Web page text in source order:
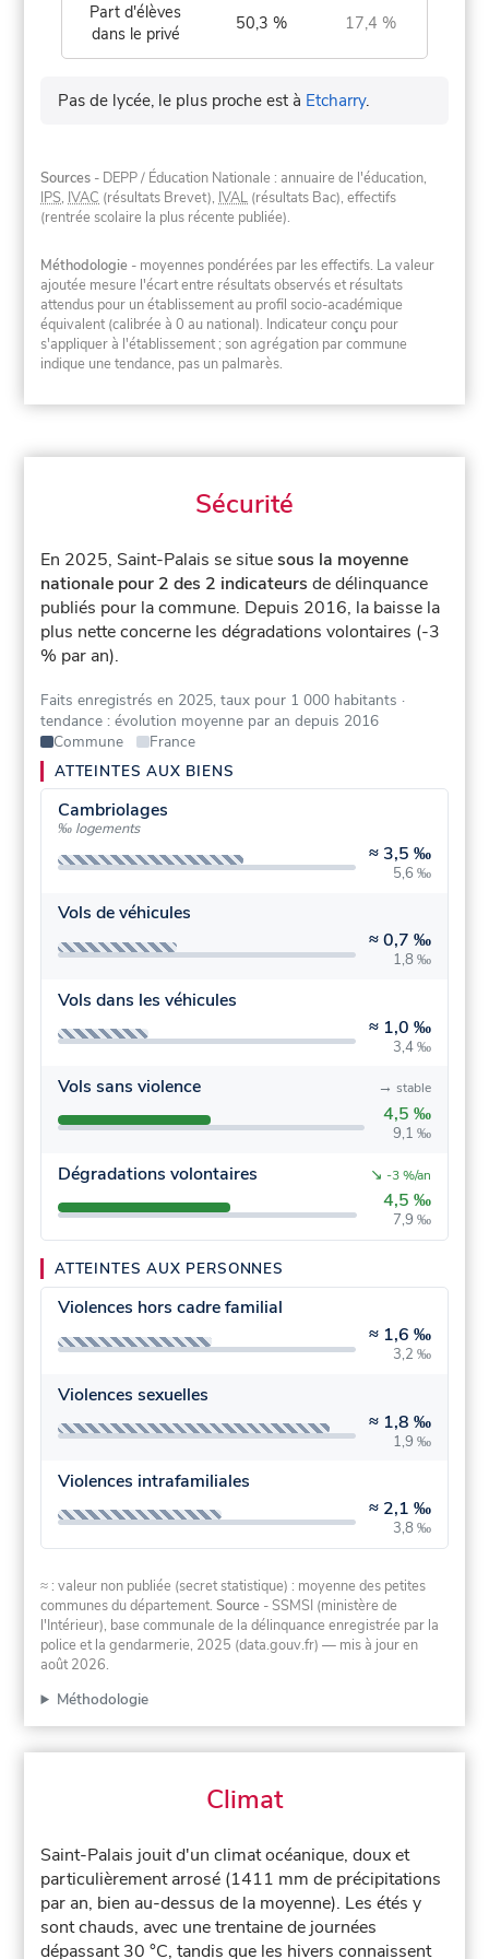
Part d'élèves
dans le privé
50,3 % 17,4 %
Pas de lycée, le plus proche est à Etcharry.
Sources - DEPP / Éducation Nationale : annuaire de l'éducation,
IPS, IVAC (résultats Brevet), IVAL (résultats Bac), effectifs
(rentrée scolaire la plus récente publiée).
Méthodologie - moyennes pondérées par les effectifs. La valeur
ajoutée mesure l'écart entre résultats observés et résultats
attendus pour un établissement au profil socio-académique
équivalent (calibrée à 0 au national). Indicateur conçu pour
s'appliquer à l'établissement ; son agrégation par commune
indique une tendance, pas un palmarès.
Sécurité
En 2025, Saint-Palais se situesous la moyenne
nationale pour 2 des 2 indicateurs de délinquance
publiés pour la commune. Depuis 2016, la baisse la
plus nette concerne les dégradations volontaires (-3
% par an).
Faits enregistrés en 2025, taux pour 1 000 habitants ·
tendance : évolution moyenne par an depuis 2016
Commune
France
ATTEINTES AUX BIENS
Cambriolages
‰ logements
≈ 3,5 ‰
5,6 ‰
Vols de véhicules
≈0,7 ‰
1,8 ‰
Vols dans les véhicules
≈ 1,0 ‰
3,4 ‰
Vols sans violence
4,5 ‰
9,1 ‰
→ stable
Dégradations volontaires
4,5 ‰
7,9 ‰
↘ -3 %/an
ATTEINTES AUX PERSONNES
Violences hors cadre familial
≈ 1,6 ‰
3,2 ‰
Violences sexuelles
≈ 1,8 ‰
1,9 ‰
Violences intrafamiliales
≈ 2,1 ‰
3,8 ‰
≈ : valeur non publiée (secret statistique) : moyenne des petites
communes du département.Source - SSMSI (ministère de
l'Intérieur), base communale de la délinquance enregistrée par la
police et la gendarmerie, 2025 (data.gouv.fr) — mis à jour en
août 2026.
Méthodologie
Climat
Saint-Palais jouit d'un climat océanique, doux et
particulièrement arrosé (1411 mm de précipitations
par an, bien au-dessus de la moyenne). Les étés y
sont chauds, avec une trentaine de journées
dépassant 30 °C, tandis que les hivers connaissent